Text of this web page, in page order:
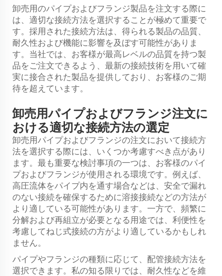
卸売用のパイプおよびフランジ製品を注文する際に
は、適切な接続方法を選択することが極めて重要で
す。採用された接続方法は、得られる製品の品質、
耐久性および機能に影響を及ぼす可能性がありま
す。当社では、お客様が最高レベルの品質を持つ製
品をご注文できるよう、最新の接続技術を用いて確
実に接合された製品を提供しており、お客様のご期
待を超えています。
卸売用パイプおよびフランジ注文に
おける適切な接続方法の選定
卸売用パイプおよびフランジの注文において接続方
法を選択する際には、いくつか考慮すべき点があり
ます。最も重要な検討事項の一つは、お客様のパイ
プおよびフランジが使用される環境です。例えば、
高圧流体をパイプ内を通す場合などは、安全で漏れ
のない接続を確保するために溶接接続などの方法が
より適している可能性があります。一方で、頻繁に
分解および再組立が必要となる用途では、利便性を
考慮してねじ式接続の方がより適しているかもしれ
ません。
パイプやフランジの種類に応じて、配管接続方法を
選択できます。私の知る限りでは、耐久性などを維